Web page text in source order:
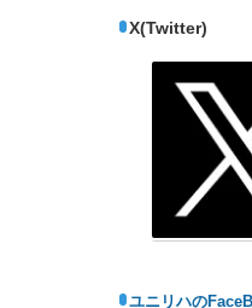
埼玉県作業療法士会